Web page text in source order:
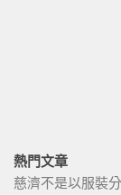
熱門文章
慈濟不是以服裝